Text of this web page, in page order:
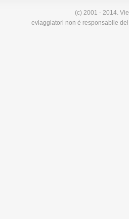
(c) 2001 - 2014.
eviaggiatori non è responsabile